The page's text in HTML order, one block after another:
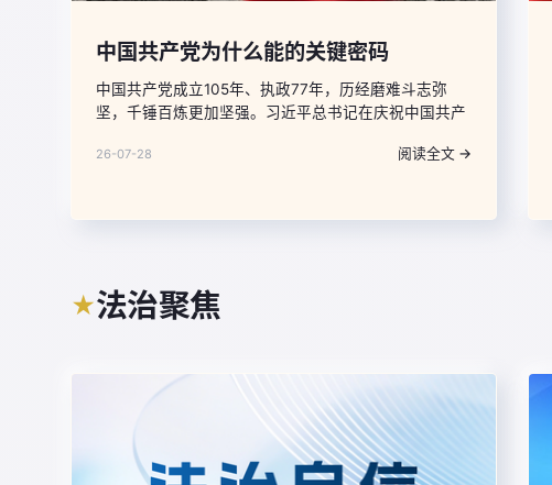
中国共产党为什么能的关键密码
中国共产党成立105年、执政77年，历经磨难斗志弥
坚，千锤百炼更加坚强。习近平总书记在庆祝中国共产
练概括并深刻阐发党的六大优秀特质，指出“中国共产
26-07-28 阅读全文 →
★法治聚焦